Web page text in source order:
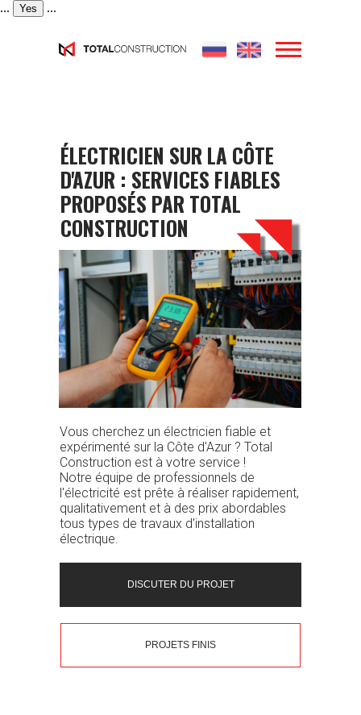
... Yes ...
ÉLECTRICIEN SUR LA CÔTE
D'AZUR : SERVICES FIABLES
PROPOSÉS PAR TOTAL
CONSTRUCTION
Vous cherchez un électricien fiable et
expérimenté sur la Côte d'Azur ? Total
Construction est à votre service !
Notre équipe de professionnels de
l'électricité est prête à réaliser rapidement,
qualitativement et à des prix abordables
tous types de travaux d'installation
électrique.
DISCUTER DU PROJET
PROJETS FINIS